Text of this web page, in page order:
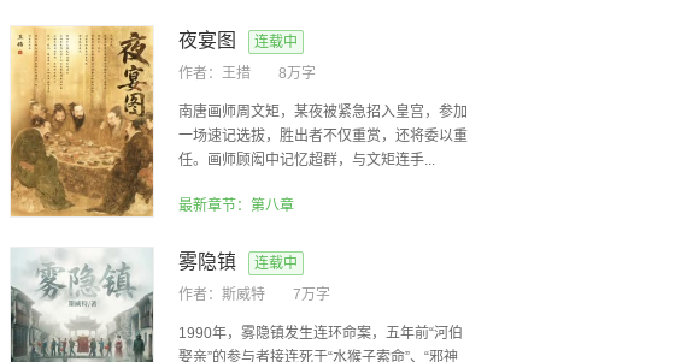
夜宴图
连载中
作者： 王措 8万字
南唐画师周文矩，某夜被紧急招入皇宫，参加
一场速记选拔，胜出者不仅重赏，还将委以重
任。画师顾闳中记忆超群，与文矩连手...
最新章节：第八章
雾隐镇
连载中
作者： 斯威特 7万字
1990年，雾隐镇发生连环命案，五年前“河伯
娶亲”的参与者接连死于“水猴子索命”、“邪神